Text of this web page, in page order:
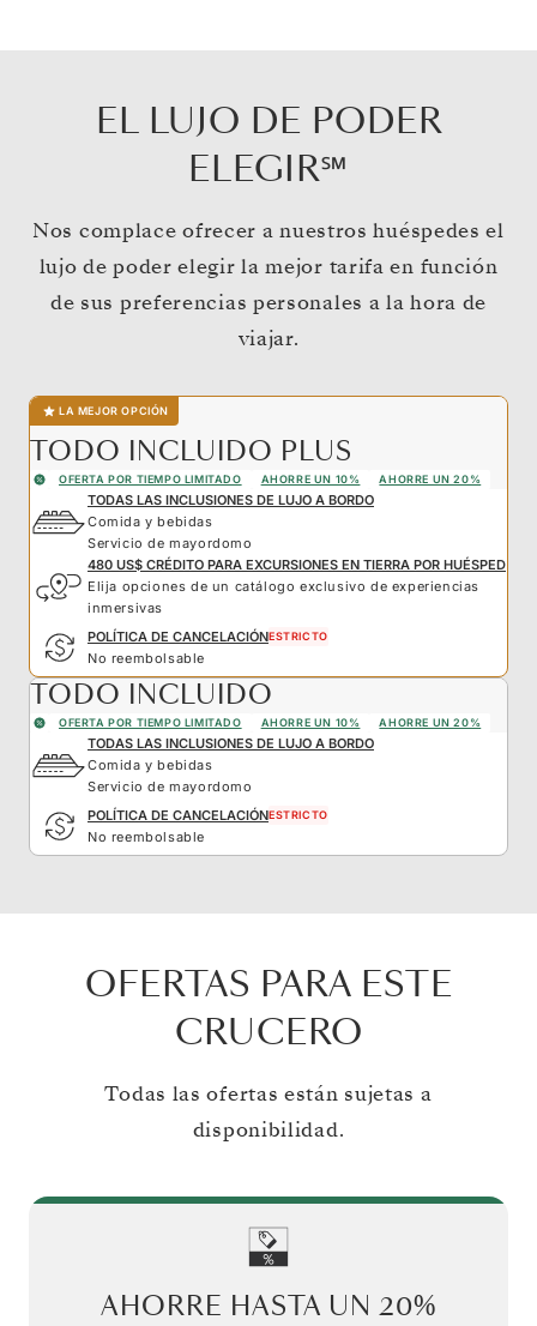
EL LUJO DE PODER
ELEGIR℠
Nos complace ofrecer a nuestros huéspedes el
lujo de poder elegir la mejor tarifa en función
de sus preferencias personales a la hora de
viajar.
LA MEJOR OPCIÓN
TODO INCLUIDO PLUS
OFERTA POR TIEMPO LIMITADO AHORRE UN 10% AHORRE UN 20%
TODAS LAS INCLUSIONES DE LUJO A BORDO
Comida y bebidas
Servicio de mayordomo
480 US$ CRÉDITO PARA EXCURSIONES EN TIERRA POR HUÉSPED
Elija opciones de un catálogo exclusivo de experiencias
inmersivas
POLÍTICA DE CANCELACIÓNESTRICTO
No reembolsable
TODO INCLUIDO
OFERTA POR TIEMPO LIMITADO AHORRE UN 10% AHORRE UN 20%
TODAS LAS INCLUSIONES DE LUJO A BORDO
Comida y bebidas
Servicio de mayordomo
POLÍTICA DE CANCELACIÓNESTRICTO
No reembolsable
OFERTAS PARA ESTE
CRUCERO
Todas las ofertas están sujetas a
disponibilidad.
AHORRE HASTA UN 20%